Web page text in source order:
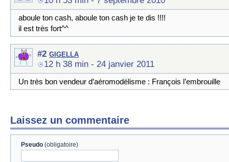
aboule ton cash, aboule ton cash je te dis !!!!
il est très fort^^
#2 gigella
12 h 38 min - 24 janvier 2011
Un très bon vendeur d’aéromodélisme : François l’embrouille
Laissez un commentaire
Pseudo (obligatoire)